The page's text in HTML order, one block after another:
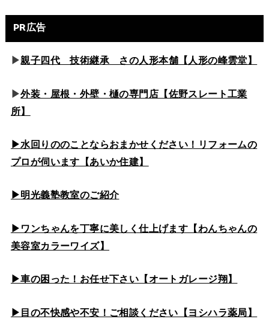
PR広告
▶親子四代 技術継承 さの人形本舗【人形の峰雲堂】
▶外装・屋根・外壁・樋の専門店【佐野スレート工業
所】
▶水回りののことならおまかせください！リフォームの
プロが伺います【あいか住建】
▶明光義塾教室のご紹介
▶ワンちゃんを丁寧に美しく仕上げます【わんちゃんの
美容室カラーワイズ】
▶車の困った！お任せ下さい【オートガレージ翔】
▶目の不快感や不安！ご相談ください【ヨシハラ薬局】